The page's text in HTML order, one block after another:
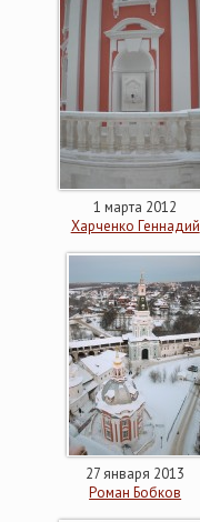
1 марта 2012
Харченко Геннадий
27 января 2013
Роман Бобков